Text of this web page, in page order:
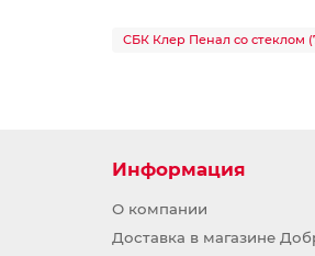
СБК Клер Пенал со стеклом
Информация
О компании
Доставка в магазине